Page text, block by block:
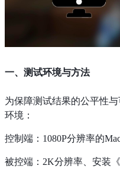
一、测试环境与方法
为保障测试结果的公平性
环境：
控制端：1080P分辨率的
被控端：2K分辨率、安装